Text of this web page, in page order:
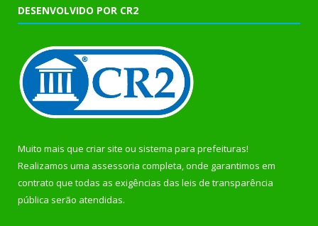
DESENVOLVIDO POR CR2
Muito mais que criar site ou sistema para prefeituras!
Realizamos uma assessoria completa, onde garantimos em
contrato que todas as exigências das leis de transparência
pública serão atendidas.